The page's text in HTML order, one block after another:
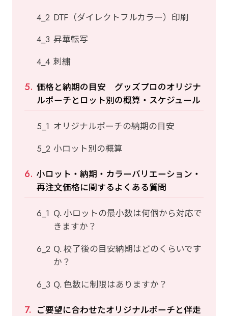
DTF（ダイレクトフルカラー）印刷
昇華転写
刺繍
価格と納期の目安 グッズプロのオリジナ
ルポーチとロット別の概算・スケジュール
オリジナルポーチの納期の目安
小ロット別の概算
小ロット・納期・カラーバリエーション・
再注文価格に関するよくある質問
Q. 小ロットの最小数は何個から対応で
きますか？
Q. 校了後の目安納期はどのくらいです
か？
Q. 色数に制限はありますか？
ご要望に合わせたオリジナルポーチと伴走